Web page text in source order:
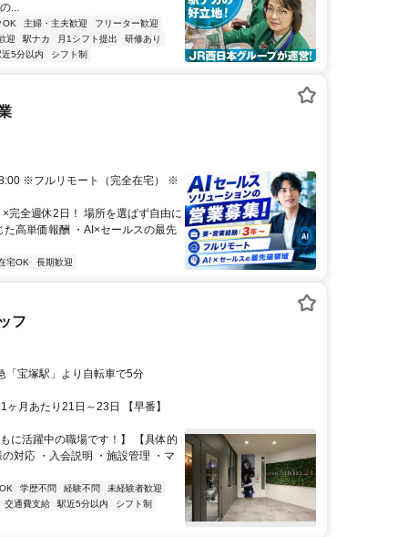
...
OK 主婦・主夫歓迎
フリーター歓迎
迎 駅ナカ 月1シフト提出
研修あり
近5分以内 シフト制
※フルリモート（完全在宅） ※
完全週休2日！ 場所を選ばず自由に
高単価報酬 ・AI×セールスの最先
宅OK 長期歓迎
フ
「宝塚駅」より自転車で5分
月あたり21日～23日 【早番】
に活躍中の職場です！】 【具体的
対応 ・入会説明 ・施設管理 ・マ
学歴不問 経験不問
未経験者歓迎
交通費支給 駅近5分以内
シフト制